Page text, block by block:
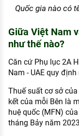
Quốc gia nào có
Giữa Việt Nam
như thế nào?
Căn cứ Phụ lục 2A
Nam - UAE quy
Thuế suất cơ sở
kết của mỗi Bên là
huệ quốc (MFN)
tháng Bảy năm